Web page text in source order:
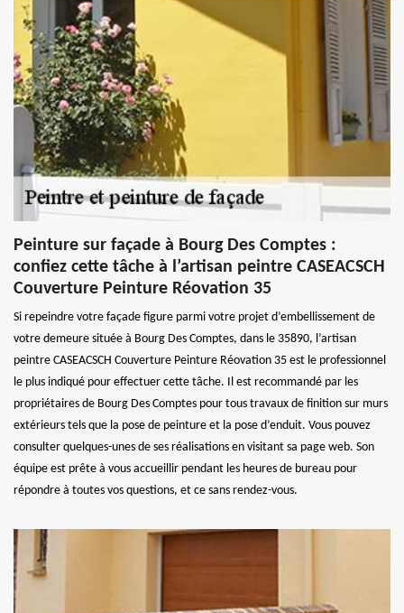
Peinture sur façade à Bourg Des Comptes :
confiez cette tâche à l’artisan peintre CASEACSCH
Couverture Peinture Réovation 35
Si repeindre votre façade figure parmi votre projet d’embellissement de
votre demeure située à Bourg Des Comptes, dans le 35890, l’artisan
peintre CASEACSCH Couverture Peinture Réovation 35 est le professionnel
le plus indiqué pour effectuer cette tâche. Il est recommandé par les
propriétaires de Bourg Des Comptes pour tous travaux de finition sur murs
extérieurs tels que la pose de peinture et la pose d’enduit. Vous pouvez
consulter quelques-unes de ses réalisations en visitant sa page web. Son
équipe est prête à vous accueillir pendant les heures de bureau pour
répondre à toutes vos questions, et ce sans rendez-vous.